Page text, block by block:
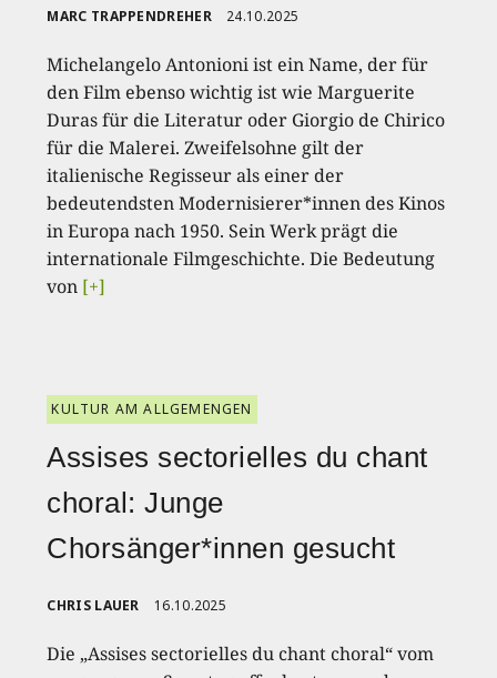
MARC TRAPPENDREHER 24.10.2025
Michelangelo Antonioni ist ein Name, der für
den Film ebenso wichtig ist wie Marguerite
Duras für die Literatur oder Giorgio de Chirico
für die Malerei. Zweifelsohne gilt der
italienische Regisseur als einer der
bedeutendsten Modernisierer*innen des Kinos
in Europa nach 1950. Sein Werk prägt die
internationale Filmgeschichte. Die Bedeutung
von [+]
KULTUR AM ALLGEMENGEN
Assises sectorielles du chant
choral: Junge
Chorsänger*innen gesucht
CHRIS LAUER 16.10.2025
Die „Assises sectorielles du chant choral“ vom